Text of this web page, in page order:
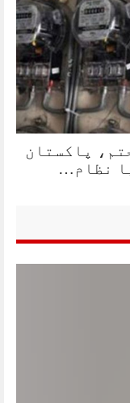
ختم، پاکستان
نظام…